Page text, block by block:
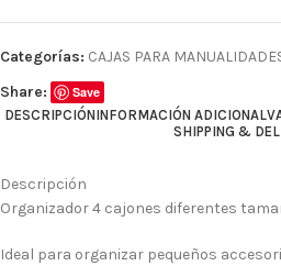
Categorías: CAJAS PARA
Share:
Save
DESCRIPCIÓNINFORMACIÓN ADICIONAL
SHIPPING &
Descripción
Organizador 4 cajones diferentes
Ideal para organizar pequeños